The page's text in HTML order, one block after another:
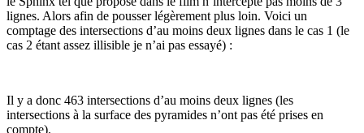
lignes. Alors afin de pousser légèrement plus loin. Voici un
comptage des intersections d’au moins deux lignes dans le cas 1 (le
cas 2 étant assez illisible je n’ai pas essayé) :
Il y a donc 463 intersections d’au moins deux lignes (les
intersections à la surface des pyramides n’ont pas été prises en
compte).